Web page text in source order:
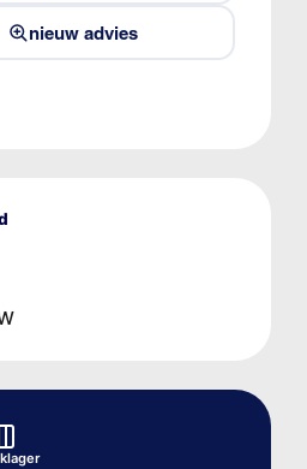
nieuw advies